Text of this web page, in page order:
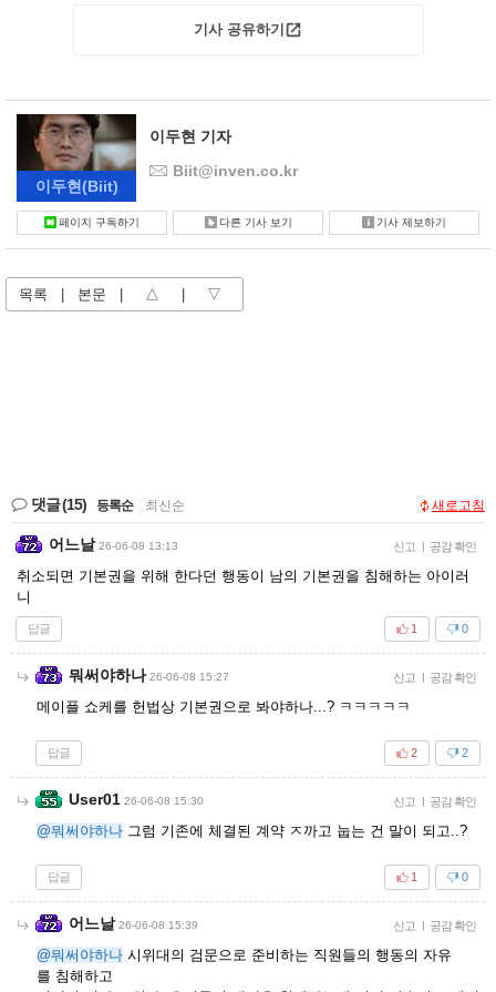
기사 공유하기
이두현(Biit)
이두현 기자
Biit@inven.co.kr
페이지 구독하기 다른 기사 보기 기사 제보하기
목록 본문 △ ▽
댓글(15) 등록순 최신순 새로고침
어느날 26-06-08 13:13 신고 | 공감 확인
취소되면 기본권을 위해 한다던 행동이 남의 기본권을 침해하는 아이러
니
답글 0
1
뭐써야하나 26-06-08 15:27 신고 | 공감 확인
메이플 쇼케를 헌법상 기본권으로 봐야하나...? ㅋㅋㅋㅋㅋ
답글 2
2
User01 26-06-08 15:30 신고 | 공감 확인
@뭐써야하나 그럼 기존에 체결된 계약 ㅈ까고 눕는 건 말이 되고..?
답글 0
1
어느날 26-06-08 15:39 신고 | 공감 확인
@뭐써야하나 시위대의 검문으로 준비하는 직원들의 행동의 자유
를 침해하고